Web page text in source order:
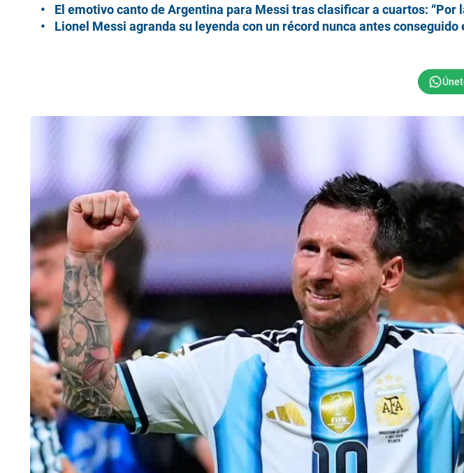
El emotivo canto de Argentina para Messi tras clasificar a cuartos: “Por
Lionel Messi agranda su leyenda con un récord nunca antes conseguido